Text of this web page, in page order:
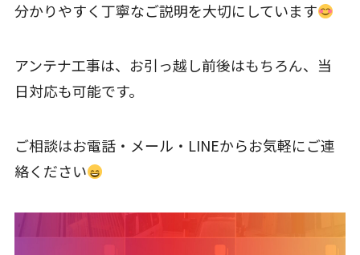
分かりやすく丁寧なご説明を大切にしています
アンテナ工事は、お引っ越し前後はもちろん、当
日対応も可能です。
ご相談はお電話・メール・LINEからお気軽にご連
絡ください